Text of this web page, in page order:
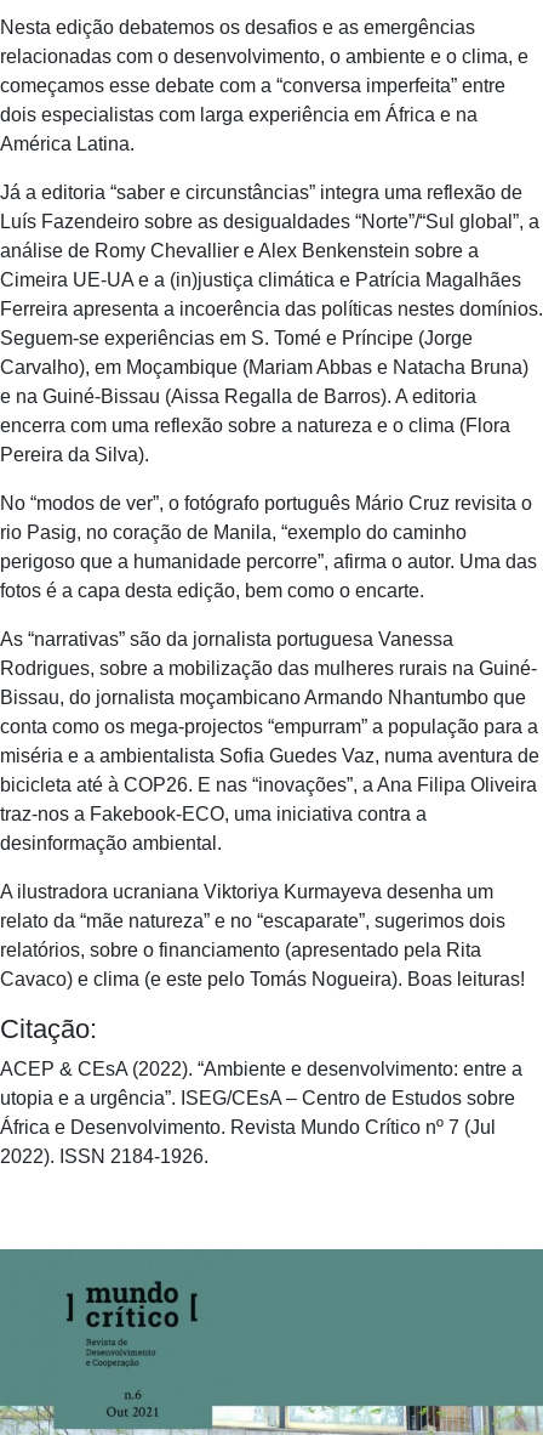
Nesta edição debatemos os desafios e as emergências
relacionadas com o desenvolvimento, o ambiente e o clima, e
começamos esse debate com a “conversa imperfeita” entre
dois especialistas com larga experiência em África e na
América Latina.
Já a editoria “saber e circunstâncias” integra uma reflexão de
Luís Fazendeiro sobre as desigualdades “Norte”/“Sul global”, a
análise de Romy Chevallier e Alex Benkenstein sobre a
Cimeira UE-UA e a (in)justiça climática e Patrícia Magalhães
Ferreira apresenta a incoerência das políticas nestes domínios.
Seguem-se experiências em S. Tomé e Príncipe (Jorge
Carvalho), em Moçambique (Mariam Abbas e Natacha Bruna)
e na Guiné-Bissau (Aissa Regalla de Barros). A editoria
encerra com uma reflexão sobre a natureza e o clima (Flora
Pereira da Silva).
No “modos de ver”, o fotógrafo português Mário Cruz revisita o
rio Pasig, no coração de Manila, “exemplo do caminho
perigoso que a humanidade percorre”, afirma o autor. Uma das
fotos é a capa desta edição, bem como o encarte.
As “narrativas” são da jornalista portuguesa Vanessa
Rodrigues, sobre a mobilização das mulheres rurais na Guiné-
Bissau, do jornalista moçambicano Armando Nhantumbo que
conta como os mega-projectos “empurram” a população para a
miséria e a ambientalista Sofia Guedes Vaz, numa aventura de
bicicleta até à COP26. E nas “inovações”, a Ana Filipa Oliveira
traz-nos a Fakebook-ECO, uma iniciativa contra a
desinformação ambiental.
A ilustradora ucraniana Viktoriya Kurmayeva desenha um
relato da “mãe natureza” e no “escaparate”, sugerimos dois
relatórios, sobre o financiamento (apresentado pela Rita
Cavaco) e clima (e este pelo Tomás Nogueira). Boas leituras!
Citação:
ACEP & CEsA (2022). “Ambiente e desenvolvimento: entre a
utopia e a urgência”. ISEG/CEsA – Centro de Estudos sobre
África e Desenvolvimento. Revista Mundo Crítico nº 7 (Jul
2022). ISSN 2184-1926.